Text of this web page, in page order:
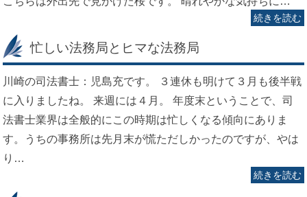
続きを読む
忙しい法務局とヒマな法務局
川崎の司法書士：児島充です。 ３連休も明けて３月も後半戦
に入りましたね。 来週には４月。 年度末ということで、司
法書士業界は全般的にこの時期は忙しくなる傾向にありま
す。うちの事務所は先月末が慌ただしかったのですが、やは
り…
続きを読む